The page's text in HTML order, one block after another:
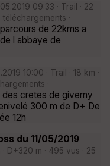
09:33 · Trail · 22
téléchargements ·
de 22kms a
l abbaye de
10:00 · Trail · 18 km ·
·
des cretes de giverny
300 m de D+ De
12h
du 11/05/2019
· D+320 m · 495 vus · 25